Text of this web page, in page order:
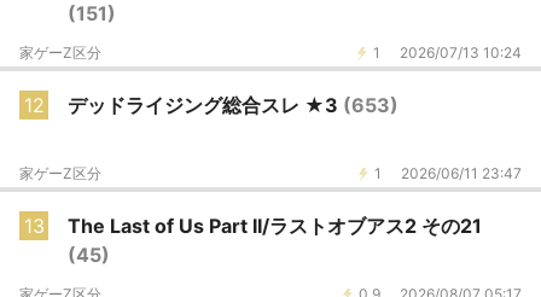
(151)
1 2026/07/13 10:24
家ゲーZ区分
12 デッドライジング総合スレ ★3 (653)
1 2026/06/11 23:47
家ゲーZ区分
13
The Last of Us Part II/ラストオブアス2 その21
(45)